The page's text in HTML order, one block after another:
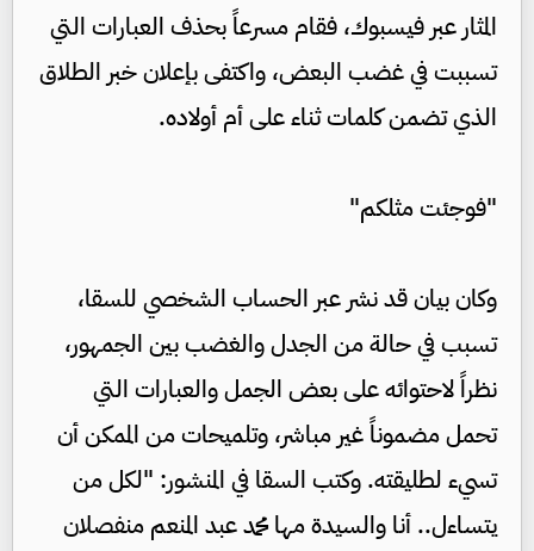
المثار عبر فيسبوك، فقام مسرعاً بحذف العبارات التي
تسببت في غضب البعض، واكتفى بإعلان خبر الطلاق
الذي تضمن كلمات ثناء على أم أولاده.
"فوجئت مثلكم"
وكان بيان قد نشر عبر الحساب الشخصي للسقا،
تسبب في حالة من الجدل والغضب بين الجمهور،
نظراً لاحتوائه على بعض الجمل والعبارات التي
تحمل مضموناً غير مباشر، وتلميحات من الممكن أن
تسيء لطليقته. وكتب السقا في المنشور: "لكل من
يتساءل.. أنا والسيدة مها محمد عبد المنعم منفصلان